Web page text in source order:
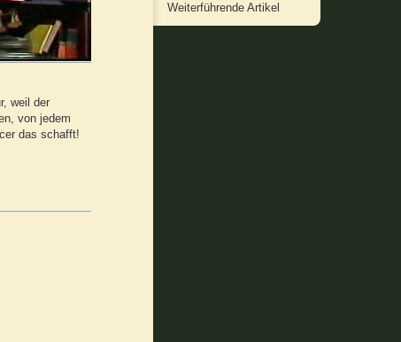
weil der
von jedem
das schafft!
Weiterführende Artikel